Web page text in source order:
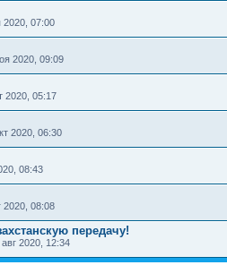
2020, 07:00
2020, 09:09
2020, 05:17
2020, 06:30
08:43
2020, 08:08
передачу!
2020, 12:34